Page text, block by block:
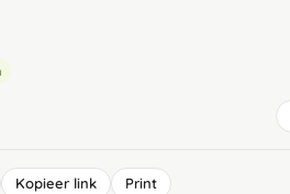
Kopieer link Print